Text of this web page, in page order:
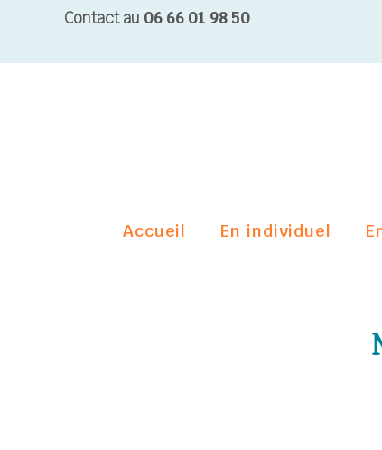
Contact au 06 66 01 98 50
Accueil En individuel